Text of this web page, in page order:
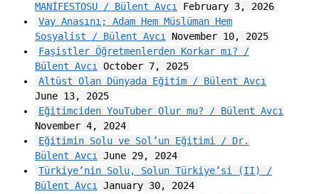
MANİFESTOSU / Bülent Avcı
February 3, 2026
Vay Anasını; Adam Hem Müslüman Hem
Sosyalist / Bülent Avcı
November 10, 2025
Faşistler Öğretmenlerden Korkar mı? /
Bülent Avcı
October 7, 2025
Altüst Olan Dünyada Eğitim / Bülent Avcı
June 13, 2025
Eğitimciden YouTuber Olur mu? / Bülent Avcı
November 4, 2024
Eğitimin Solu ve Sol’un Eğitimi / Dr.
Bülent Avcı
June 29, 2024
Türkiye’nin Solu, Solun Türkiye’si (II) /
Bülent Avcı
January 30, 2024